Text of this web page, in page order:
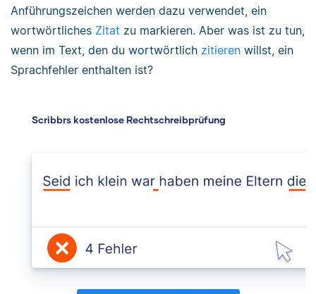
Anführungszeichen werden dazu verwendet, ein
wortwörtliches Zitat zu markieren. Aber was ist zu tun,
wenn im Text, den du wortwörtlich zitieren willst, ein
Sprachfehler enthalten ist?
Scribbrs kostenlose Rechtschreibprüfung